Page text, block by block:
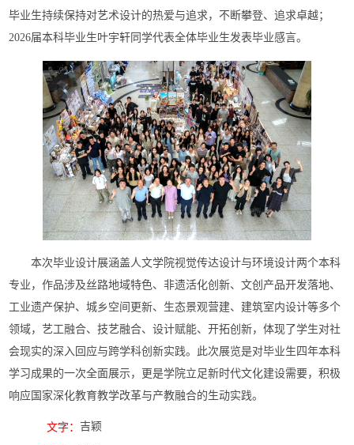
毕业生持续保持对艺术设计的热爱与追求，不断攀登、追求卓越；
2026届本科毕业生叶宇轩同学代表全体毕业生发表毕业感言。
本次毕业设计展涵盖人文学院视觉传达设计与环境设计两个本科
专业，作品涉及丝路地域特色、非遗活化创新、文创产品开发落地、
工业遗产保护、城乡空间更新、生态景观营建、建筑室内设计等多个
领域，艺工融合、技艺融合、设计赋能、开拓创新，体现了学生对社
会现实的深入回应与跨学科创新实践。此次展览是对毕业生四年本科
学习成果的一次全面展示，更是学院立足新时代文化建设需要，积极
响应国家深化教育教学改革与产教融合的生动实践。
文字： 吉颖